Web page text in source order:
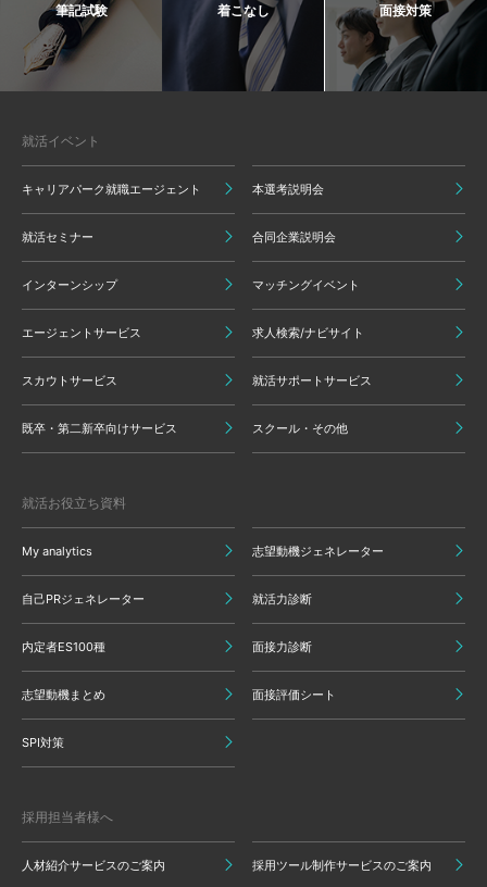
筆記試験 着こなし 面接対策
就活イベント
キャリアパーク就職エージェント 本選考説明会
就活セミナー 合同企業説明会
インターンシップ マッチングイベント
エージェントサービス 求人検索/ナビサイト
スカウトサービス 就活サポートサービス
既卒・第二新卒向けサービス スクール・その他
就活お役立ち資料
My analytics 志望動機ジェネレーター
自己PRジェネレーター 就活力診断
内定者ES100種 面接力診断
志望動機まとめ 面接評価シート
SPI対策
採用担当者様へ
人材紹介サービスのご案内 採用ツール制作サービスのご案内